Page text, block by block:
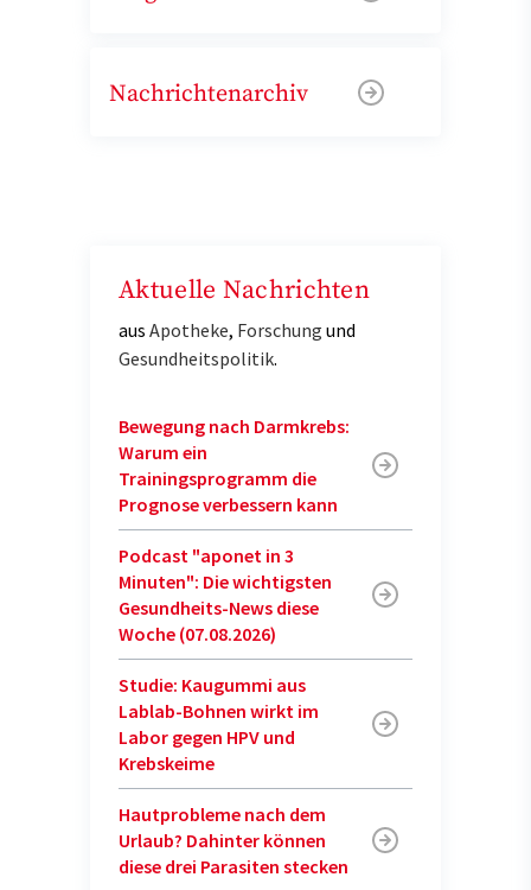
Nachrichtenarchiv
Aktuelle Nachrichten
aus Apotheke, Forschung und
Gesundheitspolitik.
Bewegung nach Darmkrebs:
Warum ein
Trainingsprogramm die
Prognose verbessern kann
Podcast "aponet in 3
Minuten": Die wichtigsten
Gesundheits-News diese
Woche (07.08.2026)
Studie: Kaugummi aus
Lablab-Bohnen wirkt im
Labor gegen HPV und
Krebskeime
Hautprobleme nach dem
Urlaub? Dahinter können
diese drei Parasiten stecken